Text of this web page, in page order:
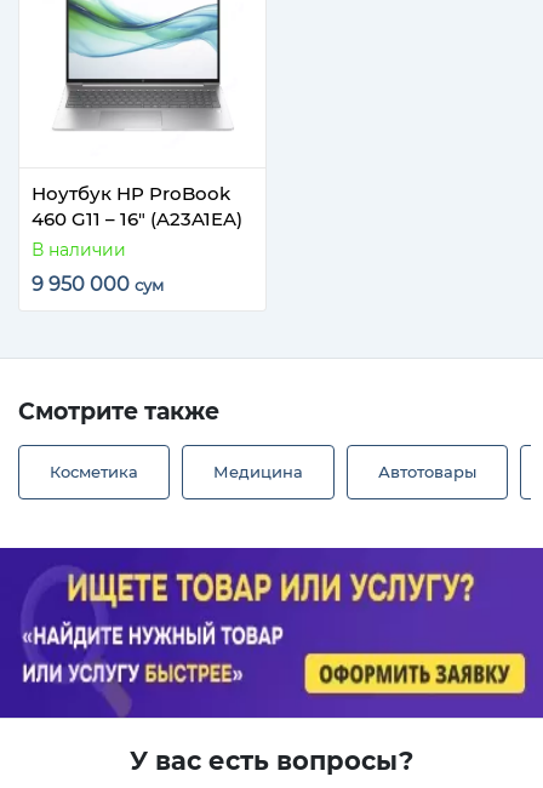
Ноутбук HP ProBook
460 G11 – 16" (A23A1EA)
В наличии
9 950 000 сум
Смотрите также
Косметика Медицина Автотовары
У вас есть вопросы?